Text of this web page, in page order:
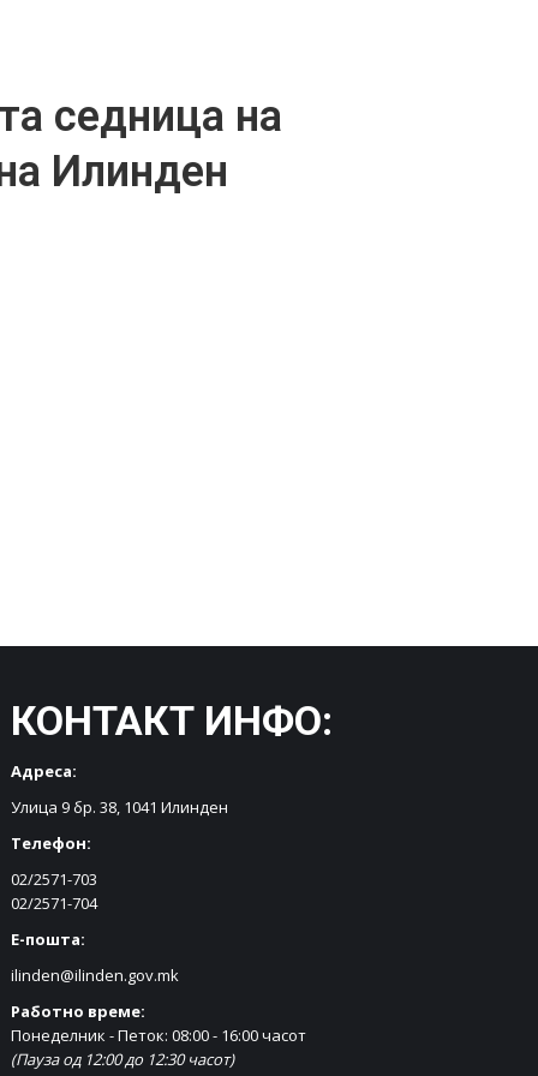
седница на
Илинден
КОНТАКТ ИНФО:
Адреса:
Улица 9 бр. 38, 1041 Илинден
Телефон:
02/2571-703
02/2571-704
Е-пошта:
ilinden@ilinden.gov.mk
Работно време:
Понеделник - Петок: 08:00 - 16:00 часот
(Пауза од 12:00 до 12:30 часот)